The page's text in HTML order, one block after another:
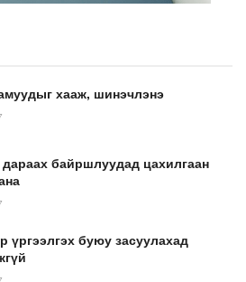
хааж, шинэчлэнэ
байршлуудад цахилгаан
үргээлгэх буюу засуулахад